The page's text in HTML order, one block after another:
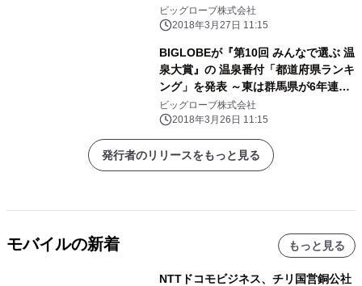
兼業の許容」は40代男性、 「長時間
労働対策」は20代男女が導入希望～
ビッグローブ株式会社
2018年3月27日 11:15
BIGLOBEが『第10回 みんなで選ぶ 温
泉大賞』の 温泉番付「都道府県ランキ
ング」を発表 ～東は群馬県が6年連
続、西は兵庫県が初の横綱獲得～
ビッグローブ株式会社
2018年3月26日 11:15
発行者のリリースをもっと見る
モバイルの新着 もっと見る
NTTドコモビジネス、チリ国営銅公社